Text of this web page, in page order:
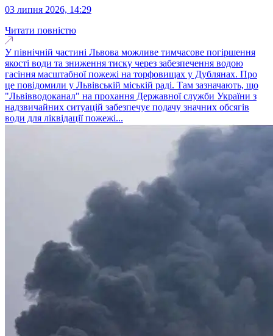
03 липня 2026, 14:29
Читати повністю
У північній частині Львова можливе тимчасове погіршення
якості води та зниження тиску через забезпечення водою
гасіння масштабної пожежі на торфовищах у Дублянах. Про
це повідомили у Львівській міській раді. Там зазначають, що
"Львівводоканал" на прохання Державної служби України з
надзвичайних ситуацій забезпечує подачу значних обсягів
води для ліквідації пожежі...